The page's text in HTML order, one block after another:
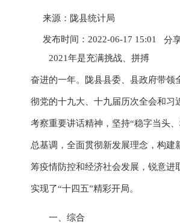
来源：陇县统计局
发布时间：2022-06-17 15:01
分
2021年是充满挑战、拼搏
奋进的一年。 陇县县委、县政府带领
彻党的十九大、十九届历次全会和习
考察重要讲话精神， 坚持“稳字当头
总基调，全面贯彻新发展理念， 构建
筹疫情防控和经济社会发展， 锐意进
实现了“十四五”精彩开局。
一、 综合